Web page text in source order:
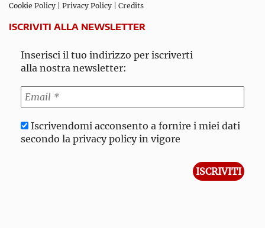
Cookie Policy Privacy Policy Credits
ISCRIVITI ALLA NEWSLETTER
Inserisci il tuo indirizzo per iscriverti
alla nostra newsletter:
Iscrivendomi acconsento a fornire i miei dati
secondo la privacy policy in vigore